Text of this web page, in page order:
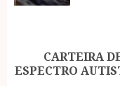
Next
CARTEIRA
ESPECTRO